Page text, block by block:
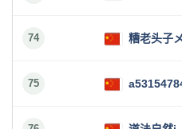
74 糟老头子
75